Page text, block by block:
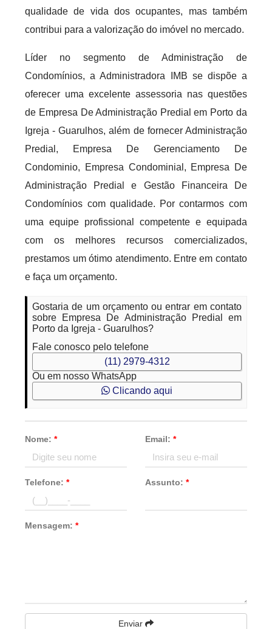
qualidade de vida dos ocupantes, mas também
contribui para a valorização do imóvel no mercado.
Líder no segmento de Administração de
Condomínios, a Administradora IMB se dispõe a
oferecer uma excelente assessoria nas questões
de Empresa De Administração Predial em Porto da
Igreja - Guarulhos, além de fornecer Administração
Predial, Empresa De Gerenciamento De
Condominio, Empresa Condominial, Empresa De
Administração Predial e Gestão Financeira De
Condomínios com qualidade. Por contarmos com
uma equipe profissional competente e equipada
com os melhores recursos comercializados,
prestamos um ótimo atendimento. Entre em contato
e faça um orçamento.
Gostaria de um orçamento ou entrar em contato
sobre Empresa De Administração Predial em
Porto da Igreja - Guarulhos?
Fale conosco pelo telefone
(11) 2979-4312
Ou em nosso WhatsApp
Clicando aqui
Nome:* Email: *
Telefone:* Assunto: *
Mensagem:*
Enviar